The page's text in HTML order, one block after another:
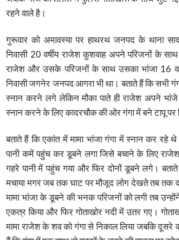
रहने वाले है।
गुरूवार को अमावस्या पर हाथरथ जनपद के थाना
निवासी 20 वर्षीय राजेश कुशवाह अपने परिजनों के
राजेश और उसके परिजनों के साथ उसका भांजा 16
निवासी जगनेर जनपद आगरा भी था। बताते हैं कि सभी
स्नान करने लगे लेकिन मौका पाते ही राजेश अपने
स्नान करने के लिए कादरचौक की ओर गंगा में बने टापू पर
बताते हैं कि एकांत में मामा भांजा गंगा में स्नान कर रहे
पानी कमें पहुंच कर डूबने लगा जिसे बचाने के लिए
गहरे पानी में पहुंच गया और फिर दोनों डूबने लगे।
मचाया मगर जब तक घाट पर मौजूद लोग देखते तब तक
मामा भांजा के डूबने की भनक परिजनों को लगी तब
एकत्र किया और फिर गोताखोर नदी में उतर गए।
मामा राजेश के शव को गंगा से निकाल लिया जबकि